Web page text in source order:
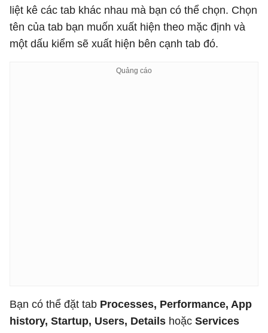
liệt kê các tab khác nhau mà bạn có thể chọn. Chọn
tên của tab bạn muốn xuất hiện theo mặc định và
một dấu kiểm sẽ xuất hiện bên cạnh tab đó.
Bạn có thể đặt tab Processes, Performance, App
history, Startup, Users, Details hoặc Services